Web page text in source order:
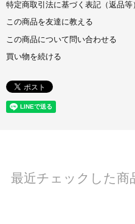
特定商取引法に基づく表記（返品等
この商品を友達に教える
この商品について問い合わせる
買い物を続ける
最近チェックした商